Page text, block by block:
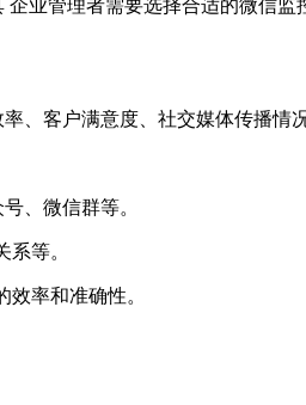
业管理者需要选择合适的微信
、客户满意度、社交媒体传播情况
、微信群等。
等。
率和准确性。